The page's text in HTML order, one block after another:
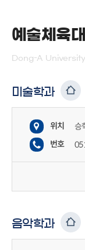
예술체육
Dong-A University
미술학과
위치
승
번호
음악학과